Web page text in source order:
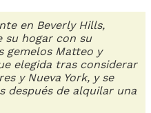
en Beverly Hills,
su hogar con su
gemelos Matteo y
elegida tras considerar
y Nueva York, y se
después de alquilar una